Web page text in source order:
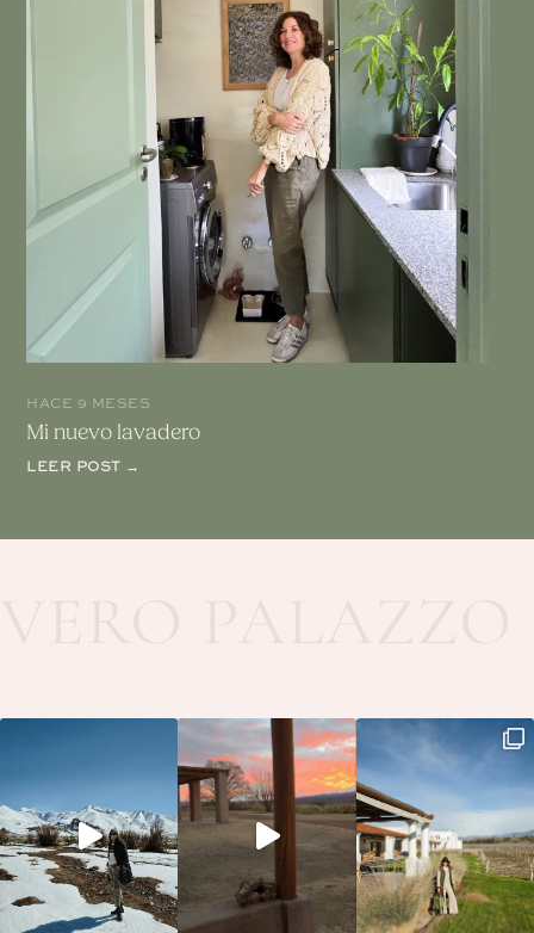
HACE 9 MESES
Mi nuevo lavadero
LEER POST →